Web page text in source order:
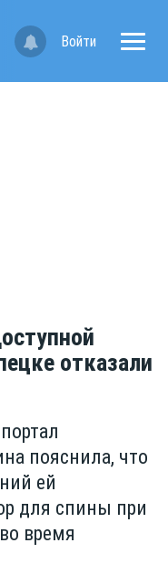
Войти
отказали
пояснила, что
ей
для спины при
время